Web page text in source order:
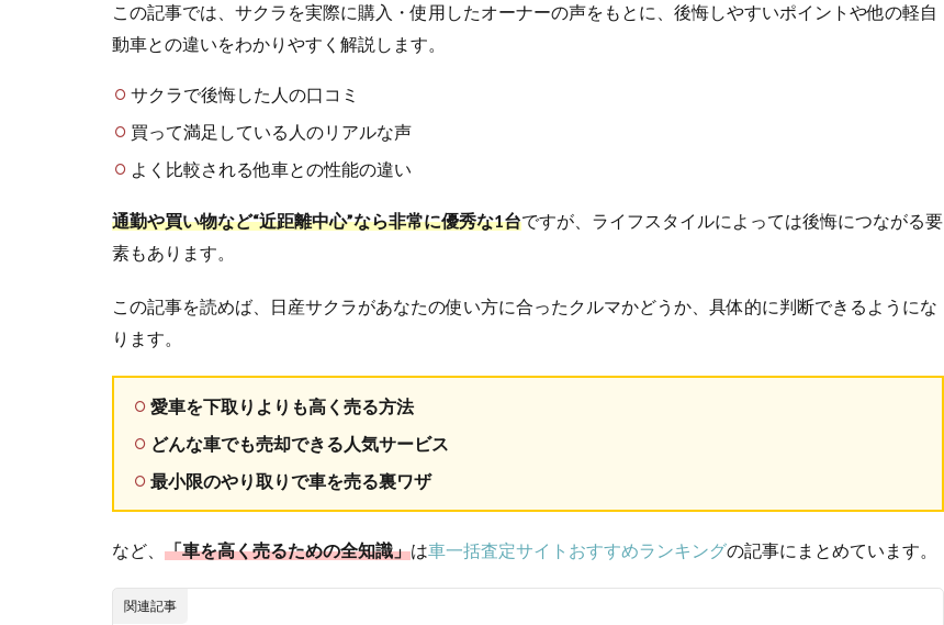
この記事では、サクラを実際に購入・使用したオーナーの声をもとに、後悔しやすいポイントや他の軽自
動車との違いをわかりやすく解説します。
サクラで後悔した人の口コミ
買って満足している人のリアルな声
よく比較される他車との性能の違い
通勤や買い物など“近距離中心”なら非常に優秀な1台ですが、ライフスタイルによっては後悔につながる要
素もあります。
この記事を読めば、日産サクラがあなたの使い方に合ったクルマかどうか、具体的に判断できるようにな
ります。
愛車を下取りよりも高く売る方法
どんな車でも売却できる人気サービス
最小限のやり取りで車を売る裏ワザ
など、 「車を高く売るための全知識」は車一括査定サイトおすすめランキングの記事にまとめています。
関連記事